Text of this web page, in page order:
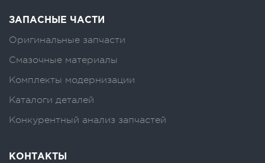
ЗАПАСНЫЕ ЧАСТИ
Оригинальные запчасти
Смазочные материалы
Комплекты модернизации
Каталоги деталей
Конкурентный анализ запчастей
КОНТАКТЫ